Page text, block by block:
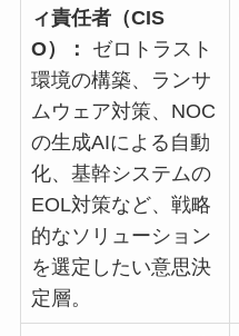
ィ責任者（CIS
O）：
ゼロトラスト
環境の構築、ランサ
ムウェア対策、NOC
の生成AIによる自動
化、基幹システムの
EOL対策など、戦略
的なソリューション
を選定したい意思決
定層。